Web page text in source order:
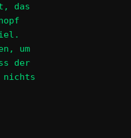
das
um
der
nichts